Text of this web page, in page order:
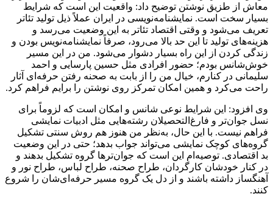
معاش از طزیق نوشتن توضیح داد: واقعیت این است که شرایط
بسیار سخت است. نمایشنامه‌نویسی در ایران عملاً ذیل تولید تئاتر
تعریف می‌شود و وقتی اقتصاد تئاتر به این وضعیت می‌رسد و
هزینه‌های تولید تا این حد بالا می‌رود، صرفاً نمایشنامه‌نویس بودن و
زندگی کردن از این راه بسیار دشوار می‌شود. من در این مسیر
خوش‌شانس بودم؛ حضور افرادی مثل حسین پارسایی و احمد
سلیمانی در کنارم، خیال من را از بابت به صحنه رفتن حرفه‌ای آثار
راحت می‌کرد و همین امکان تمرکز روی نوشتن را برایم فراهم کرد.
وی افزود: این شرایط نوعی شانس و امکان است که لزوماً برای
نسل جوان‌تر و فارغ‌التحصیلان رشته‌هایی مثل ادبیات نمایشی
فراهم نیست. با این حال، به‌نظر من هنوز هم روش سنتی تشکیل
گروه‌های کوچک نمایشی می‌تواند جواب بدهد؛ حتی در این وضعیت
بد اقتصادی. توصیه‌ام این است که جوان‌ترها گروه تشکیل بدهند و
در کنار خودشان کارگردان، طراح صحنه، طراح لباس، طراح نور و
آهنگساز داشته باشند و از دل یک گروه مسیر حرفه‌ای‌شان را شروع
کنند.